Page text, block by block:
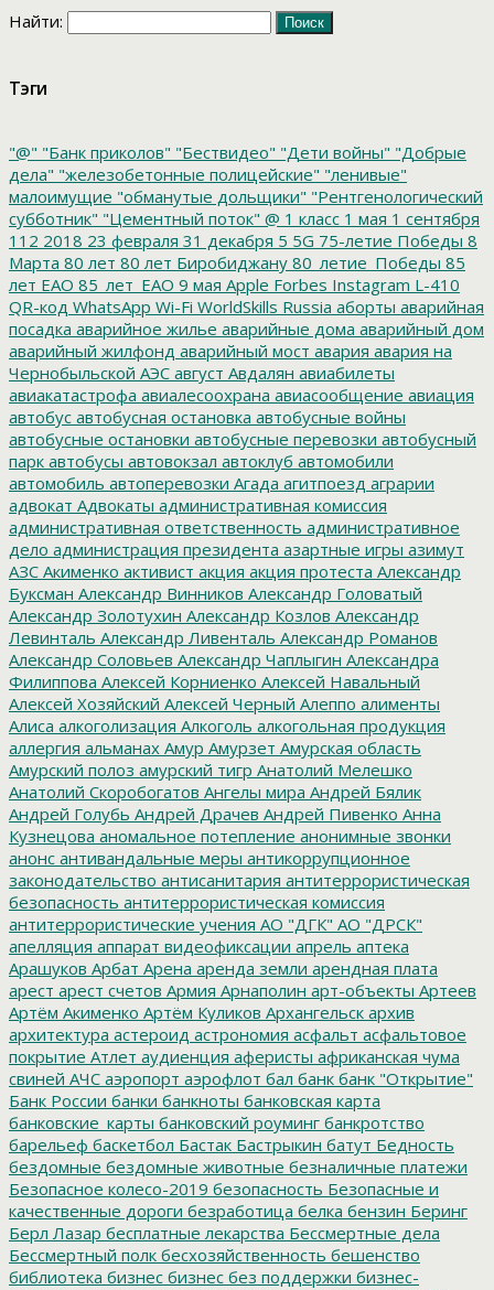
Найти:
Тэги
"@" "Банк приколов" "Бествидео" "Дети войны" "Добрые
дела" "железобетонные полицейские" "ленивые"
малоимущие "обманутые дольщики" "Рентгенологический
субботник" "Цементный поток" @ 1 класс 1 мая 1 сентября
112 2018 23 февраля 31 декабря 5 5G 75-летие Победы 8
Марта 80 лет 80 лет Биробиджану 80_летие_Победы 85
лет ЕАО 85_лет_ЕАО 9 мая Apple Forbes Instagram L-410
QR-код WhatsApp Wi-Fi WorldSkills Russia аборты аварийная
посадка аварийное жилье аварийные дома аварийный дом
аварийный жилфонд аварийный мост авария авария на
Чернобыльской АЭС август Авдалян авиабилеты
авиакатастрофа авиалесоохрана авиасообщение авиация
автобус автобусная остановка автобусные войны
автобусные остановки автобусные перевозки автобусный
парк автобусы автовокзал автоклуб автомобили
автомобиль автоперевозки Агада агитпоезд аграрии
адвокат Адвокаты административная комиссия
административная ответственность административное
дело администрация президента азартные игры азимут
АЗС Акименко активист акция акция протеста Александр
Буксман Александр Винников Александр Головатый
Александр Золотухин Александр Козлов Александр
Левинталь Александр Ливенталь Александр Романов
Александр Соловьев Александр Чаплыгин Александра
Филиппова Алексей Корниенко Алексей Навальный
Алексей Хозяйский Алексей Черный Алеппо алименты
Алиса алкоголизация Алкоголь алкогольная продукция
аллергия альманах Амур Амурзет Амурская область
Амурский полоз амурский тигр Анатолий Мелешко
Анатолий Скоробогатов Ангелы мира Андрей Бялик
Андрей Голубь Андрей Драчев Андрей Пивенко Анна
Кузнецова аномальное потепление анонимные звонки
анонс антивандальные меры антикоррупционное
законодательство антисанитария антитеррористическая
безопасность антитеррористическая комиссия
антитеррористические учения АО "ДГК" АО "ДРСК"
апелляция аппарат видеофиксации апрель аптека
Арашуков Арбат Арена аренда земли арендная плата
арест арест счетов Армия Арнаполин арт-объекты Артеев
Артём Акименко Артём Куликов Архангельск архив
архитектура астероид астрономия асфальт асфальтовое
покрытие Атлет аудиенция аферисты африканская чума
свиней АЧС аэропорт аэрофлот бал банк банк "Открытие"
Банк России банки банкноты банковская карта
банковские_карты банковский роуминг банкротство
барельеф баскетбол Бастак Бастрыкин батут Бедность
бездомные бездомные животные безналичные платежи
Безопасное колесо-2019 безопасность Безопасные и
качественные дороги безработица белка бензин Беринг
Берл Лазар бесплатные лекарства Бессмертные дела
Бессмертный полк бесхозяйственность бешенство
библиотека бизнес бизнес без поддержки бизнес-